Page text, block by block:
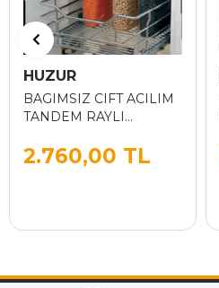
HUZUR
BAGIMSIZ CIFT ACILIM
TANDEM RAYLI
2.760,00 TL